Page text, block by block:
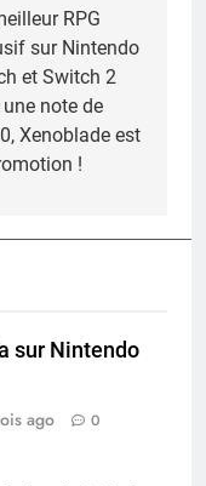
RPG
sur Nintendo
et Switch 2
une note de
Xenoblade est
!
sur Nintendo
ago 0